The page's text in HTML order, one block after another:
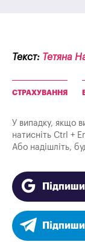
Текст: Тетяна
СТРАХУВАННЯ
У випадку, якщо
натисніть Ctrl +
Або надішліть,